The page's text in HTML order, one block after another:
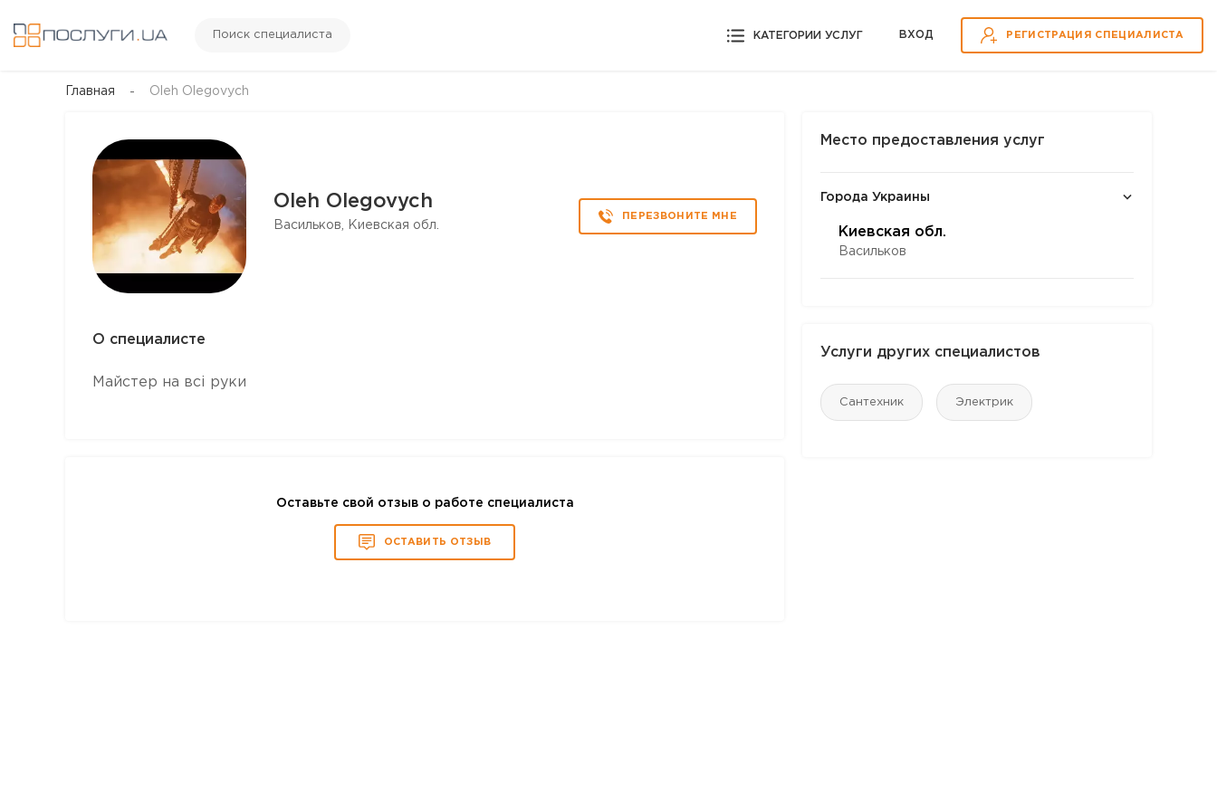
Поиск специалиста КАТЕГОРИИ УСЛУГ ВХOД РЕГИСТРАЦИЯ СПЕЦИАЛИСТА
Главная Oleh Olegovych
Oleh Olegovych
Васильков, Киевская обл.
ПЕРЕЗВОНИТЕ МНЕ
О специалисте
Майстер на всі руки
Оставьте свой отзыв о работе специалиста
ОСТАВИТЬ ОТЗЫВ
Место предоставления услуг
Города Украины
Киевская обл.
Васильков
Услуги других специалистов
Сантехник Электрик